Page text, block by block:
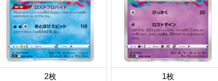
2枚 1枚